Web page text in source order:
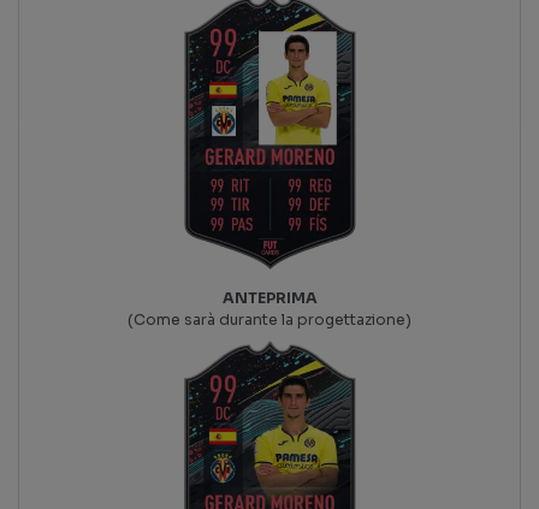
ANTEPRIMA
(Come sarà durante la progettazione)